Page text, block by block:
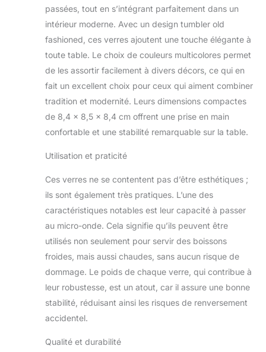
Hauteur : 85 mm Un
indispensable pour
tous les amateurs de
whisky. Un style
vintage associ� � une
fabrication intemporelle
Fabriqu� en France
depuis 1945, le verre
Duralex est presque
incassable. Il est
�galement non-poreux
longtemps que vous
l'utiliserez
passées, tout en s’intégrant parfaitement dans un
intérieur moderne. Avec un design tumbler old
fashioned, ces verres ajoutent une touche élégante à
toute table. Le choix de couleurs multicolores permet
de les assortir facilement à divers décors, ce qui en
fait un excellent choix pour ceux qui aiment combiner
tradition et modernité. Leurs dimensions compactes
de 8,4 x 8,5 x 8,4 cm offrent une prise en main
confortable et une stabilité remarquable sur la table.
Utilisation et praticité
Ces verres ne se contentent pas d’être esthétiques ;
ils sont également très pratiques. L’une des
caractéristiques notables est leur capacité à passer
au micro-onde. Cela signifie qu’ils peuvent être
utilisés non seulement pour servir des boissons
froides, mais aussi chaudes, sans aucun risque de
dommage. Le poids de chaque verre, qui contribue à
leur robustesse, est un atout, car il assure une bonne
stabilité, réduisant ainsi les risques de renversement
accidentel.
Qualité et durabilité